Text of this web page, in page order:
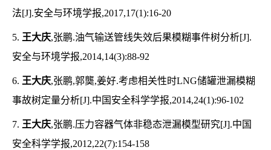
法[J].安全与环境学报,2017,17(1):16-20
5. 王大庆,张鹏.油气输送管线失效后果模糊事件树分析[J].
安全与环境学报,2014,14(3):88-92
6. 王大庆,张鹏,郭龑,姜好.考虑相关性时LNG储罐泄漏模糊
事故树定量分析[J].中国安全科学学报,2014,24(1):96-102
7. 王大庆,张鹏.压力容器气体非稳态泄漏模型研究[J].中国
安全科学学报,2012,22(7):154-158